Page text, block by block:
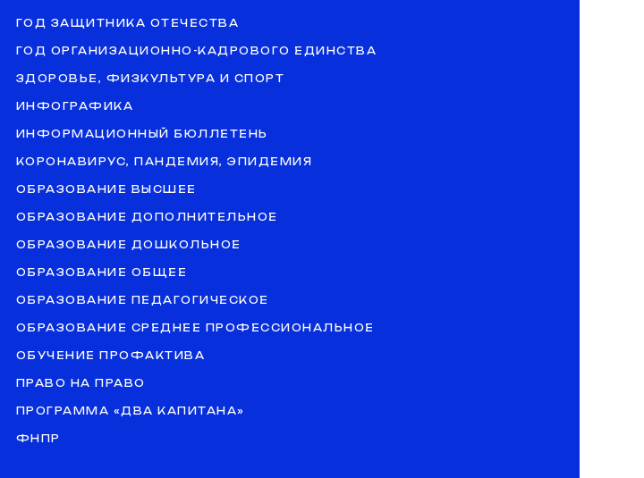
ГОД ЗАЩИТНИКА ОТЕЧЕСТВА
ГОД ОРГАНИЗАЦИОННО-КАДРОВОГО ЕДИНСТВА
ЗДОРОВЬЕ, ФИЗКУЛЬТУРА И СПОРТ
ИНФОГРАФИКА
ИНФОРМАЦИОННЫЙ БЮЛЛЕТЕНЬ
КОРОНАВИРУС, ПАНДЕМИЯ, ЭПИДЕМИЯ
ОБРАЗОВАНИЕ ВЫСШЕЕ
ОБРАЗОВАНИЕ ДОПОЛНИТЕЛЬНОЕ
ОБРАЗОВАНИЕ ДОШКОЛЬНОЕ
ОБРАЗОВАНИЕ ОБЩЕЕ
ОБРАЗОВАНИЕ ПЕДАГОГИЧЕСКОЕ
ОБРАЗОВАНИЕ СРЕДНЕЕ ПРОФЕССИОНАЛЬНОЕ
ОБУЧЕНИЕ ПРОФАКТИВА
ПРАВО НА ПРАВО
ПРОГРАММА «ДВА КАПИТАНА»
ФНПР